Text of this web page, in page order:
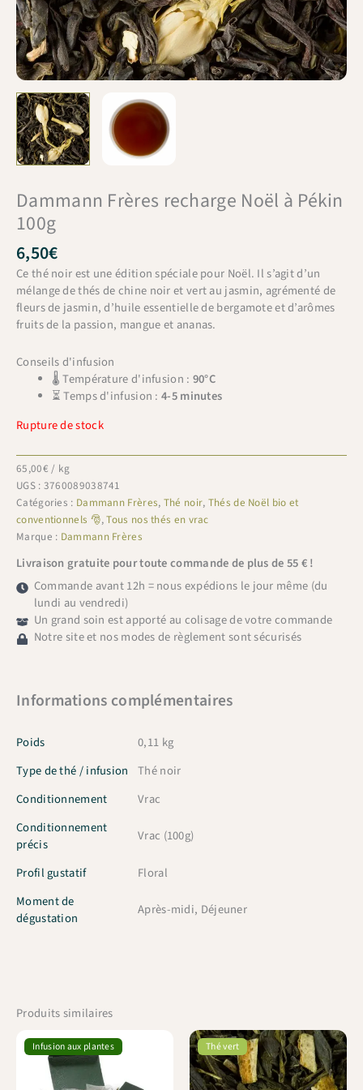
Dammann Frères recharge Noël à Pékin
100g
6,50€
Ce thé noir est une édition spéciale pour Noël. Il s’agit d’un
mélange de thés de chine noir et vert au jasmin, agrémenté de
fleurs de jasmin, d’huile essentielle de bergamote et d’arômes
fruits de la passion, mangue et ananas.
Conseils d'infusion
🌡 Température d'infusion : 90°C
⏳ Temps d'infusion :4-5 minutes
Rupture de stock
65,00€ / kg
UGS : 3760089038741
Catégories : Dammann Frères, Thé noir, Thés de Noël bio et
conventionnels 🎅,Tous nos thés en vrac
Marque : Dammann Frères
Livraison gratuite pour toute commande de plus de 55 € !
Commande avant 12h = nous expédions le jour même (du
lundi au vendredi)
Un grand soin est apporté au colisage de votre commande
Notre site et nos modes de règlement sont sécurisés
Informations complémentaires
Poids
0,11 kg
Type de thé / infusion
Thé noir
Conditionnement
Vrac
Conditionnement
précis
Vrac (100g)
Profil gustatif
Floral
Moment de
dégustation
Après-midi, Déjeuner
Produits similaires
Infusion aux plantes Thé vert